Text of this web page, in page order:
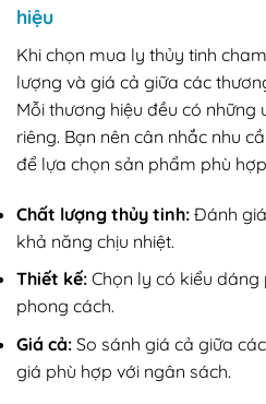
hiệu
Khi chọn mua ly thủy tinh
lượng và giá cả giữa các
Mỗi thương hiệu đều có những
riêng. Bạn nên cân nhắc nhu
để lựa chọn sản phẩm phù
Chất lượng thủy tinh: Đánh
khả năng chịu nhiệt.
Thiết kế: Chọn ly có kiểu dáng
phong cách.
Giá cả: So sánh giá cả giữa
giá phù hợp với ngân sách.